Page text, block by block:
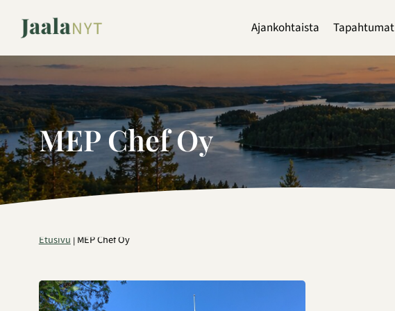
sisältöön
Ajankohtaista Tapahtumat
MEP Chef Oy
Etusivu|MEP Chef Oy